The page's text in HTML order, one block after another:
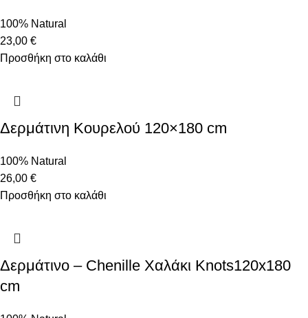
100% Natural
23,00 €
Προσθήκη στο καλάθι
Δερμάτινη Κουρελού 120×180 cm
100% Natural
26,00 €
Προσθήκη στο καλάθι
Δερμάτινο – Chenille Χαλάκι Knots120x180
cm